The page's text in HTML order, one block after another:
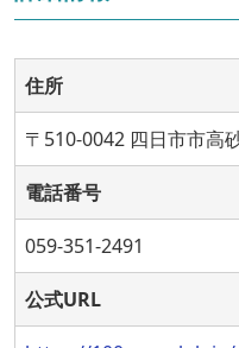
住所
〒510-0042 四日市市高
電話番号
059-351-2491
公式URL